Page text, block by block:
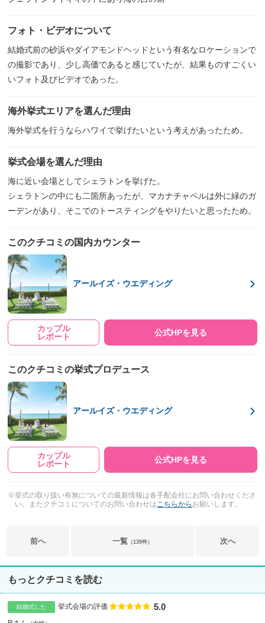
フォト・ビデオについて
結婚式前の砂浜やダイアモンドヘッドという有名なロケーションで
の撮影であり、少し高価であると感じていたが、結果ものすごくい
いフォト及びビデオであった。
海外挙式エリアを選んだ理由
海外挙式を行うならハワイで挙げたいという考えがあったため。
挙式会場を選んだ理由
海に近い会場としてシェラトンを挙げた。
シェラトンの中にも二箇所あったが、マカナチャペルは外に緑のガ
ーデンがあり、そこでのトースティングをやりたいと思ったため。
このクチコミの国内カウンター
アールイズ・ウエディング
カップル
レポート
公式HPを見る
このクチコミの挙式プロデュース
アールイズ・ウエディング
カップル
レポート
公式HPを見る
※挙式の取り扱い有無についての最新情報は各手配会社にお問い合わせくださ
い。またクチコミについてのお問い合わせはこちらから お願いします。
前へ 一覧 （139件） 次へ
もっとクチコミを読む
結婚式した 挙式会場の評価 点数
5.0